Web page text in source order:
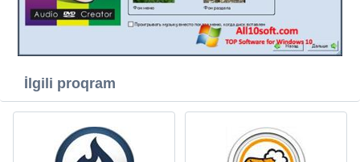
İlgili proqram